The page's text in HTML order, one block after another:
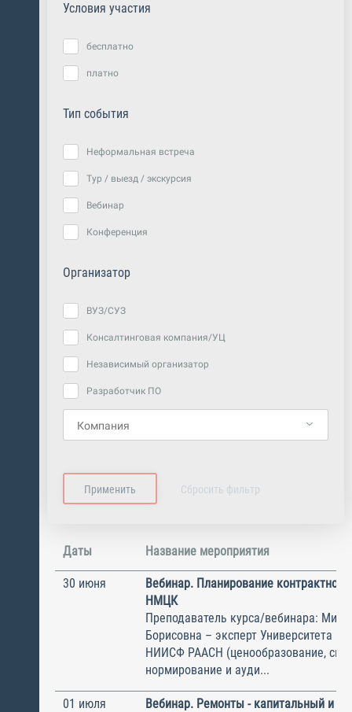
Условия участия
бесплатно
платно
Тип события
Неформальная встреча
Тур / выезд / экскурсия
Вебинар
Конференция
Организатор
ВУЗ/СУЗ
Консалтинговая компания/УЦ
Независимый организатор
Разработчик ПО
Даты Название мероприятия
30 июня
Вебинар. Планирование контрактной
НМЦК
Преподаватель курса/вебинара:
Борисовна – эксперт Университета
НИИСФ РААСН (ценообразование,
нормирование и ауди...
01 июля
Вебинар. Ремонты - капитальный и